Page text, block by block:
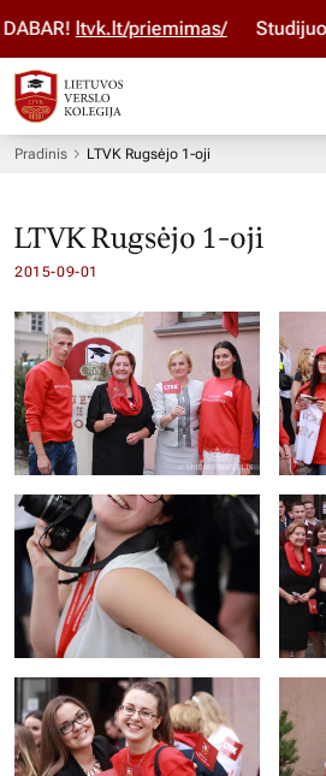
ltvk.lt/priemimas/ Studijuok
Pradinis LTVK Rugsėjo 1-oji
LTVK Rugsėjo 1-oji
2015-09-01